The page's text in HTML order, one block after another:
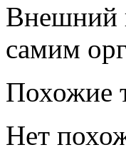
Внешний
самим
Похожие
Нет